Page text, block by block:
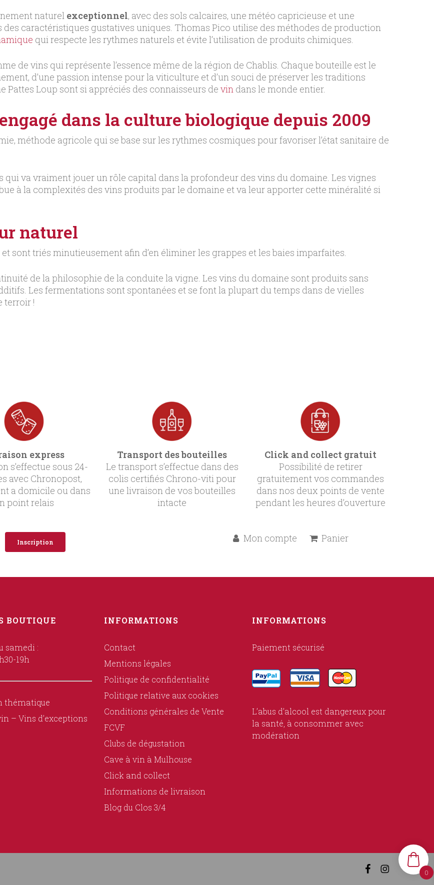
naturel exceptionnel, avec des sols calcaires, une météo capricieuse et une
caractéristiques gustatives uniques. Thomas Pico utilise des méthodes de production
qui respecte les rythmes naturels et évite l’utilisation de produits chimiques.
de vins qui représente l’essence même de la région de Chablis. Chaque bouteille est le
d’une passion intense pour la viticulture et d’un souci de préserver les traditions
Pattes Loup sont si appréciés des connaisseurs de vin dans le monde entier.
dans la culture biologique depuis 2009
méthode agricole qui se base sur les rythmes cosmiques pour favoriser l’état sanitaire de
qui va vraiment jouer un rôle capital dans la profondeur des vins du domaine. Les vignes
à la complexités des vins produits par le domaine et va leur apporter cette minéralité si
naturel
sont triés minutieusement afin d’en éliminer les grappes et les baies imparfaites.
de la philosophie de la conduite la vigne. Les vins du domaine sont produits sans
Les fermentations sont spontanées et se font la plupart du temps dans de vielles
terroir !
express
s’effectue sous 24-
avec Chronopost,
a domicile ou dans
point relais
Transport des bouteilles
Le transport s’effectue dans des
colis certifiés Chrono-viti pour
une livraison de vos bouteilles
intacte
Click and collect gratuit
Possibilité de retirer
gratuitement vos commandes
dans nos deux points de vente
pendant les heures d’ouverture
Inscription Mon compte Panier
BOUTIQUE
samedi :
19h
thématique
– Vins d’exceptions
INFORMATIONS
Contact
Mentions légales
Politique de confidentialité
Politique relative aux cookies
Conditions générales de Vente
FCVF
Clubs de dégustation
Cave à vin à Mulhouse
Click and collect
Informations de livraison
Blog du Clos 3/4
INFORMATIONS
Paiement sécurisé
L’abus d’alcool est dangereux pour
la santé, à consommer avec
modération
facebookinstagram 0